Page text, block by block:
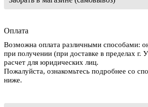
Оплата
Возможна оплата различными способами:
при получении (при доставке в пределах г.
расчет для юридических лиц.
Пожалуйста, ознакомьтесь подробнее со
ниже.